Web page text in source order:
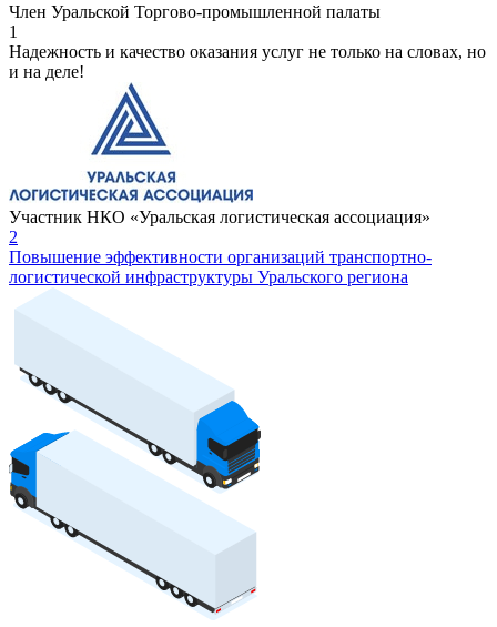
Член Уральской Торгово-промышленной палаты
1
Надежность и качество оказания услуг не только на словах, но
и на деле!
Участник НКО «Уральская логистическая ассоциация»
2
Повышение эффективности организаций транспортно-
логистической инфраструктуры Уральского региона